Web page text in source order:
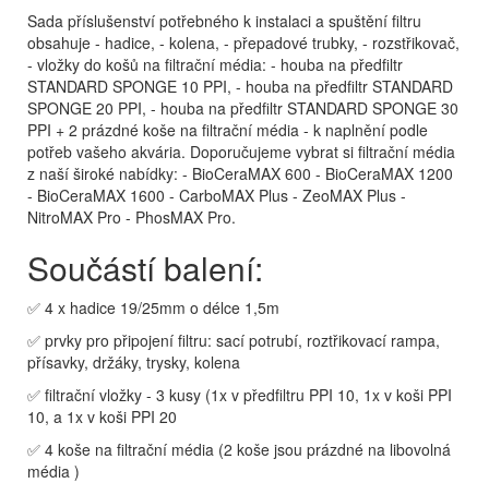
Sada příslušenství potřebného k instalaci a spuštění filtru
obsahuje - hadice, - kolena, - přepadové trubky, - rozstřikovač,
- vložky do košů na filtrační média: - houba na předfiltr
STANDARD SPONGE 10 PPI, - houba na předfiltr STANDARD
SPONGE 20 PPI, - houba na předfiltr STANDARD SPONGE 30
PPI + 2 prázdné koše na filtrační média - k naplnění podle
potřeb vašeho akvária. Doporučujeme vybrat si filtrační média
z naší široké nabídky: - BioCeraMAX 600 - BioCeraMAX 1200
- BioCeraMAX 1600 - CarboMAX Plus - ZeoMAX Plus -
NitroMAX Pro - PhosMAX Pro.
Součástí balení:
✅ 4 x hadice 19/25mm o délce 1,5m
✅ prvky pro připojení filtru: sací potrubí, roztřikovací rampa,
přísavky, držáky, trysky, kolena
✅ filtrační vložky - 3 kusy (1x v předfiltru PPI 10, 1x v koši PPI
10, a 1x v koši PPI 20
✅ 4 koše na filtrační média (2 koše jsou prázdné na libovolná
média )